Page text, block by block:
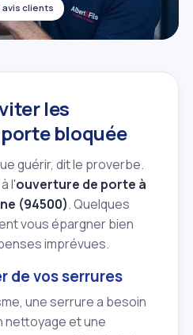
avis clients
les
bloquée
guérir, dit le proverbe.
l'ouverture de porte à
(94500). Quelques
vous épargner bien
imprévues.
de vos serrures
une serrure a besoin
nettoyage et une